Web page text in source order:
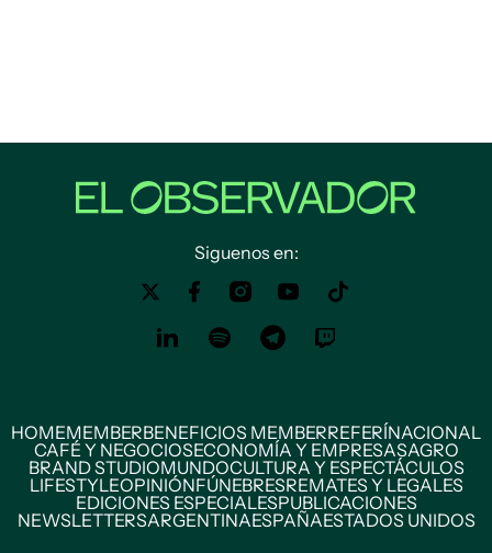
Siguenos en:
HOMEMEMBERBENEFICIOS MEMBERREFERÍNACIONAL
CAFÉ Y NEGOCIOSECONOMÍA Y EMPRESASAGRO
BRAND STUDIOMUNDOCULTURA Y ESPECTÁCULOS
LIFESTYLEOPINIÓNFÚNEBRESREMATES Y LEGALES
EDICIONES ESPECIALESPUBLICACIONES
NEWSLETTERSARGENTINAESPAÑAESTADOS UNIDOS